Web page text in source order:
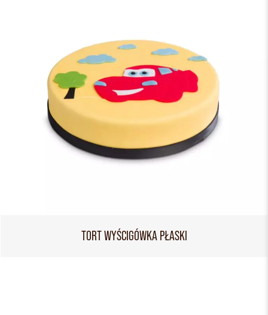
TORT WYŚCIGÓWKA PŁASKI